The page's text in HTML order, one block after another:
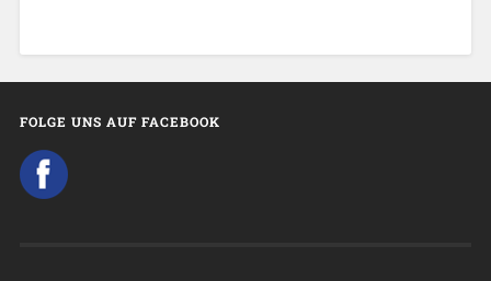
FOLGE UNS AUF FACEBOOK